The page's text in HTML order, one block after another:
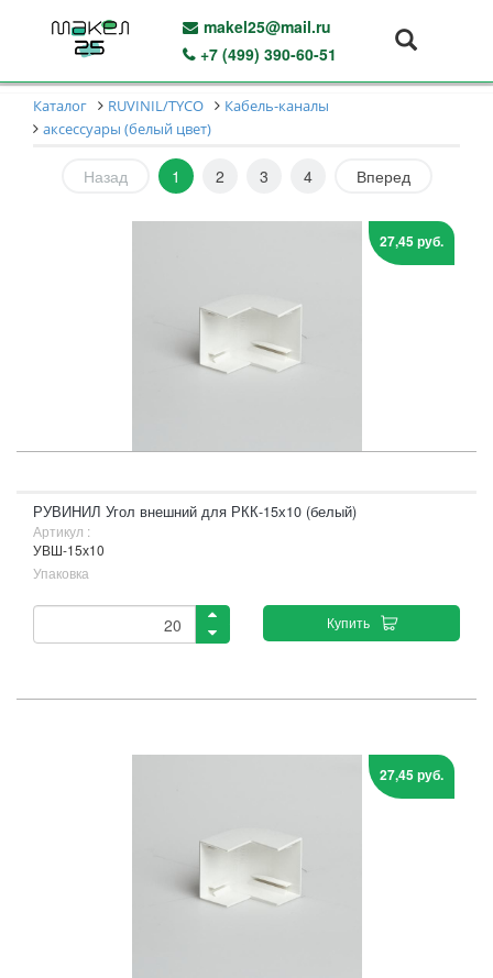
makel25@mail.ru
+7 (499) 390-60-51
Каталог RUVINIL/TYCO
Кабель-каналы
аксессуары (белый цвет)
Назад 1 2 3 4 Вперед
27,45 руб.
РУВИНИЛ Угол внешний для РКК-15х10 (белый)
Артикул :
УВШ-15х10
Упаковка
Купить
27,45 руб.